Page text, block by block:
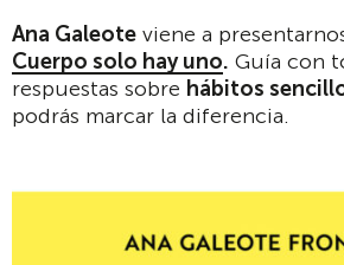
Ana Galeote viene a
Cuerpo solo hay uno. Guía con
respuestas sobre hábitos
podrás marcar la diferencia.